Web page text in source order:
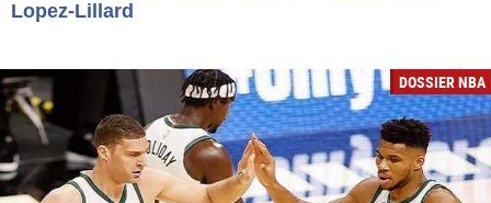
Lopez-Lillard
DOSSIER NBA